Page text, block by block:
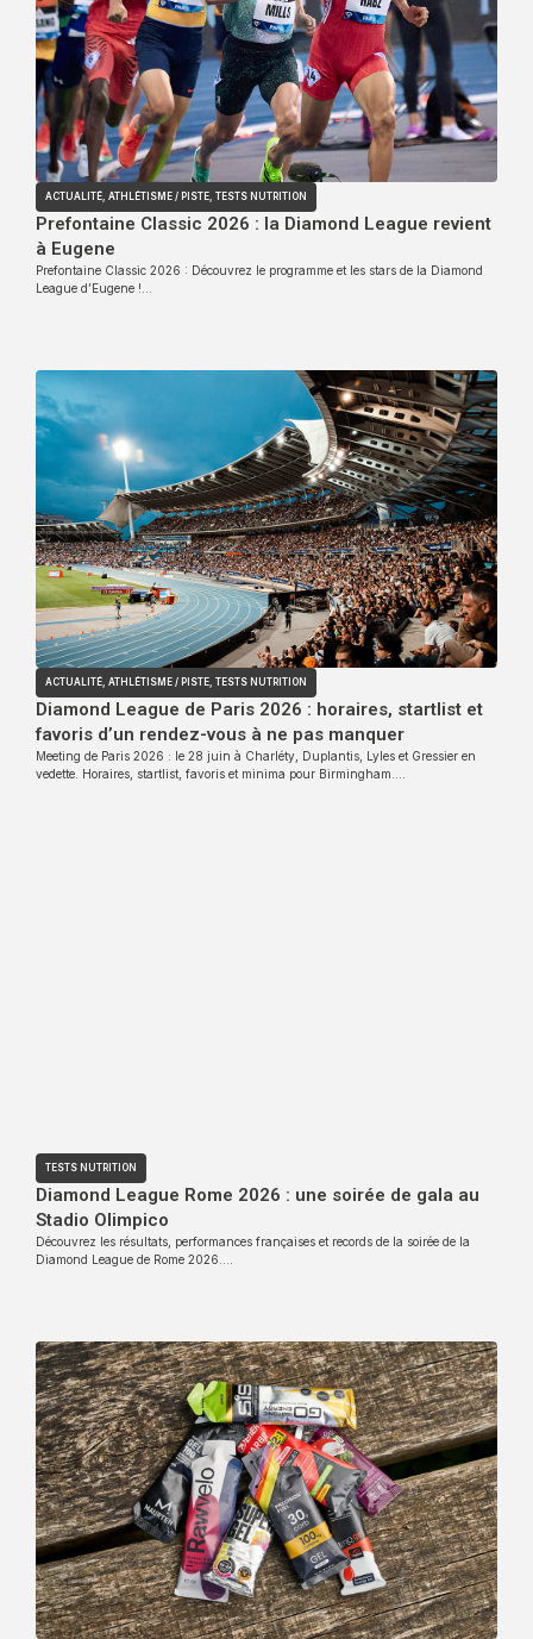
ACTUALITÉ ATHLÉTISME / PISTE TESTS NUTRITION
Prefontaine Classic 2026 : la Diamond League revient
à Eugene
Prefontaine Classic 2026 : Découvrez le programme et les stars de la Diamond
League d’Eugene !…
ACTUALITÉ ATHLÉTISME / PISTE TESTS NUTRITION
Diamond League de Paris 2026 : horaires, startlist et
favoris d’un rendez-vous à ne pas manquer
Meeting de Paris 2026 : le 28 juin à Charléty, Duplantis, Lyles et Gressier en
vedette. Horaires, startlist, favoris et minima pour Birmingham….
TESTS NUTRITION
Diamond League Rome 2026 : une soirée de gala au
Stadio Olimpico
Découvrez les résultats, performances françaises et records de la soirée de la
Diamond League de Rome 2026….